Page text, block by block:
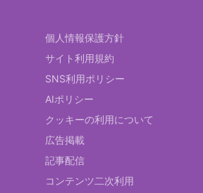
個人情報保護方針
サイト利用規約
SNS利用ポリシー
AIポリシー
クッキーの利用について
広告掲載
記事配信
コンテンツ二次利用